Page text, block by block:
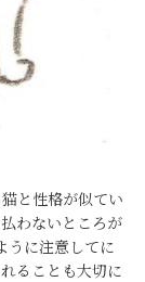
と性格が似てい
わないところが
うに注意してに
ることも大切に